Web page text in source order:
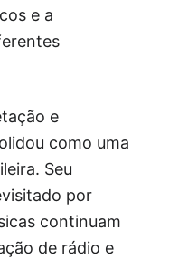
e a
e
como uma
Seu
por
continuam
de rádio e